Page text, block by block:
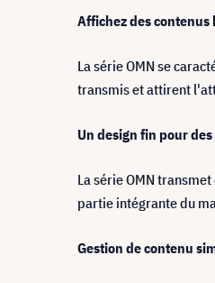
Affichez des
La série OMN se
transmis et attirent
Un design fin pour
La série OMN
partie intégrante du
Gestion de contenu